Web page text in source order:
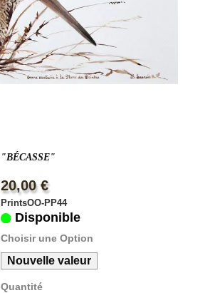
"BÉCASSE"
20,00 €
PrintsOO-PP44
Disponible
Choisir une Option
Nouvelle valeur
Quantité